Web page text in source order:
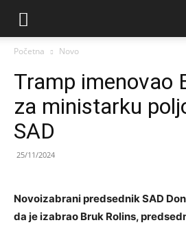
Početna Novo
Tramp imenovao
za ministarku
SAD
25/11/2024
Novoizabrani predsednik SAD
da je izabrao Bruk Rolins,